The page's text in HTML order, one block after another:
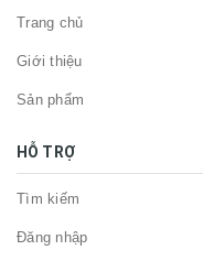
Trang chủ
Giới thiệu
Sản phẩm
HỖ TRỢ
Tìm kiếm
Đăng nhập